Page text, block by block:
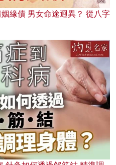
緣債 男女命途迥異？ 從八字